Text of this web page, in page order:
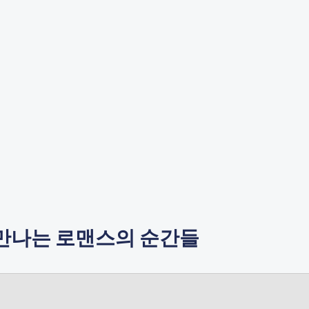
나는 로맨스의 순간들